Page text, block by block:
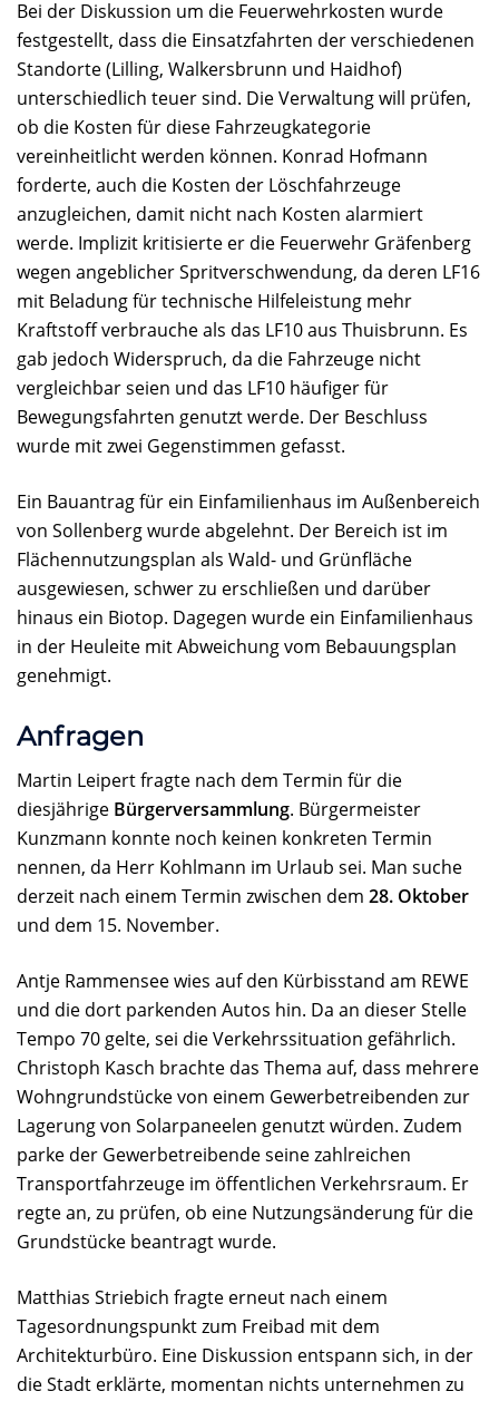
Bei der Diskussion um die Feuerwehrkosten wurde
festgestellt, dass die Einsatzfahrten der verschiedenen
Standorte (Lilling, Walkersbrunn und Haidhof)
unterschiedlich teuer sind. Die Verwaltung will prüfen,
ob die Kosten für diese Fahrzeugkategorie
vereinheitlicht werden können. Konrad Hofmann
forderte, auch die Kosten der Löschfahrzeuge
anzugleichen, damit nicht nach Kosten alarmiert
werde. Implizit kritisierte er die Feuerwehr Gräfenberg
wegen angeblicher Spritverschwendung, da deren LF16
mit Beladung für technische Hilfeleistung mehr
Kraftstoff verbrauche als das LF10 aus Thuisbrunn. Es
gab jedoch Widerspruch, da die Fahrzeuge nicht
vergleichbar seien und das LF10 häufiger für
Bewegungsfahrten genutzt werde. Der Beschluss
wurde mit zwei Gegenstimmen gefasst.
Ein Bauantrag für ein Einfamilienhaus im Außenbereich
von Sollenberg wurde abgelehnt. Der Bereich ist im
Flächennutzungsplan als Wald- und Grünfläche
ausgewiesen, schwer zu erschließen und darüber
hinaus ein Biotop. Dagegen wurde ein Einfamilienhaus
in der Heuleite mit Abweichung vom Bebauungsplan
genehmigt.
Anfragen
Martin Leipert fragte nach dem Termin für die
diesjährige Bürgerversammlung. Bürgermeister
Kunzmann konnte noch keinen konkreten Termin
nennen, da Herr Kohlmann im Urlaub sei. Man suche
derzeit nach einem Termin zwischen dem 28. Oktober
und dem 15. November.
Antje Rammensee wies auf den Kürbisstand am REWE
und die dort parkenden Autos hin. Da an dieser Stelle
Tempo 70 gelte, sei die Verkehrssituation gefährlich.
Christoph Kasch brachte das Thema auf, dass mehrere
Wohngrundstücke von einem Gewerbetreibenden zur
Lagerung von Solarpaneelen genutzt würden. Zudem
parke der Gewerbetreibende seine zahlreichen
Transportfahrzeuge im öffentlichen Verkehrsraum. Er
regte an, zu prüfen, ob eine Nutzungsänderung für die
Grundstücke beantragt wurde.
Matthias Striebich fragte erneut nach einem
Tagesordnungspunkt zum Freibad mit dem
Architekturbüro. Eine Diskussion entspann sich, in der
die Stadt erklärte, momentan nichts unternehmen zu